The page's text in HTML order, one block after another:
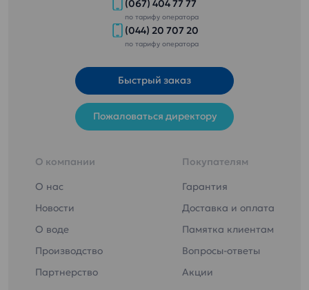
(067) 404 77 77
по тарифу оператора
(044) 20 707 20
по тарифу оператора
Быстрый заказ
Пожаловаться директору
О компании
О нас
Новости
О воде
Производство
Партнерство
Покупателям
Гарантия
Доставка и оплата
Памятка клиентам
Вопросы-ответы
Акции